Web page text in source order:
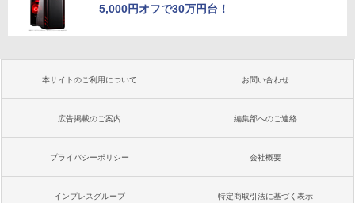
5,000円オフで30万円台！
本サイトのご利用について お問い合わせ
広告掲載のご案内 編集部へのご連絡
プライバシーポリシー 会社概要
インプレスグループ 特定商取引法に基づく表示